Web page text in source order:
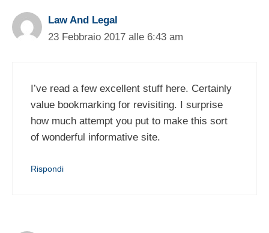
Law And Legal
23 Febbraio 2017 alle 6:43 am
I’ve read a few excellent stuff here. Certainly
value bookmarking for revisiting. I surprise
how much attempt you put to make this sort
of wonderful informative site.
Rispondi